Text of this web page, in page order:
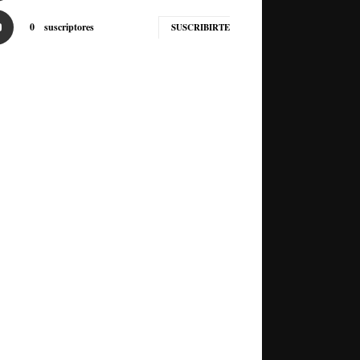
0 suscriptores SUSCRIBIRTE